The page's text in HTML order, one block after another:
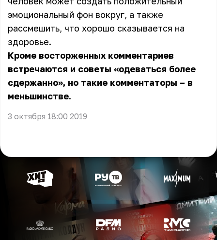
эмоциональный фон вокруг, а также
рассмешить, что хорошо сказывается на
здоровье.
Кроме восторженных комментариев
встречаются и советы «одеваться более
сдержанно», но такие комментаторы – в
меньшинстве.
3 октября 18:00 2019